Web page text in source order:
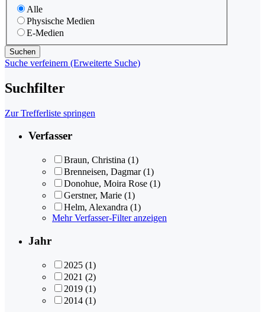
Alle
Physische Medien
E-Medien
Suche verfeinern (Erweiterte Suche)
Suchfilter
Zur Trefferliste springen
Verfasser
Braun, Christina (1)
Brenneisen, Dagmar (1)
Donohue, Moira Rose (1)
Gerstner, Marie (1)
Helm, Alexandra (1)
Mehr Verfasser-Filter anzeigen
Jahr
2025 (1)
2021 (2)
2019 (1)
2014 (1)